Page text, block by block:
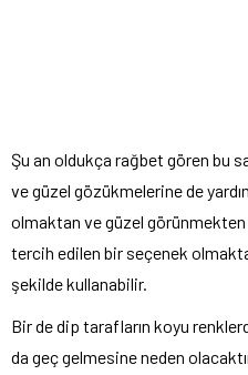
Şu an oldukça rağbet gören bu
ve güzel gözükmelerine de
olmaktan ve güzel görünmekten
tercih edilen bir seçenek
şekilde kullanabilir.
Bir de dip tarafların koyu
da geç gelmesine neden